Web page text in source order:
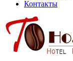
Контакты